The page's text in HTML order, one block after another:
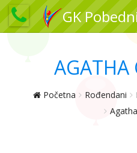
GK
AGATHA
Početna Rođendani